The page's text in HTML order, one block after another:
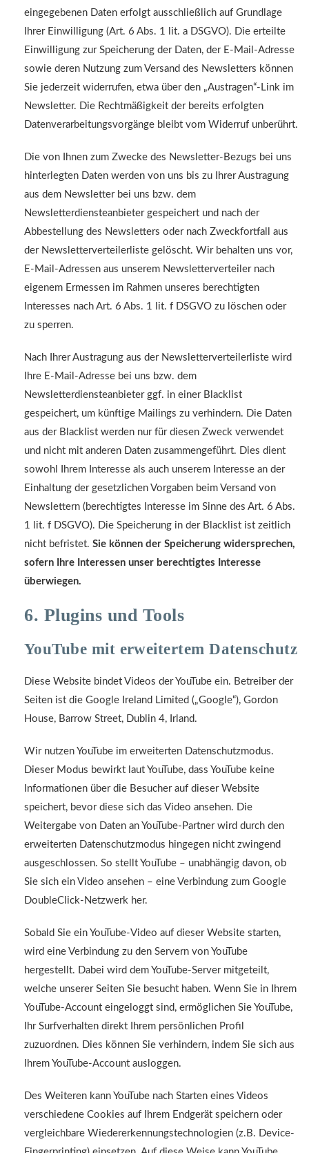
eingegebenen Daten erfolgt ausschließlich auf Grundlage
Ihrer Einwilligung (Art. 6 Abs. 1 lit. a DSGVO). Die erteilte
Einwilligung zur Speicherung der Daten, der E-Mail-Adresse
sowie deren Nutzung zum Versand des Newsletters können
Sie jederzeit widerrufen, etwa über den „Austragen“-Link im
Newsletter. Die Rechtmäßigkeit der bereits erfolgten
Datenverarbeitungsvorgänge bleibt vom Widerruf unberührt.
Die von Ihnen zum Zwecke des Newsletter-Bezugs bei uns
hinterlegten Daten werden von uns bis zu Ihrer Austragung
aus dem Newsletter bei uns bzw. dem
Newsletterdiensteanbieter gespeichert und nach der
Abbestellung des Newsletters oder nach Zweckfortfall aus
der Newsletterverteilerliste gelöscht. Wir behalten uns vor,
E-Mail-Adressen aus unserem Newsletterverteiler nach
eigenem Ermessen im Rahmen unseres berechtigten
Interesses nach Art. 6 Abs. 1 lit. f DSGVO zu löschen oder
zu sperren.
Nach Ihrer Austragung aus der Newsletterverteilerliste wird
Ihre E-Mail-Adresse bei uns bzw. dem
Newsletterdiensteanbieter ggf. in einer Blacklist
gespeichert, um künftige Mailings zu verhindern. Die Daten
aus der Blacklist werden nur für diesen Zweck verwendet
und nicht mit anderen Daten zusammengeführt. Dies dient
sowohl Ihrem Interesse als auch unserem Interesse an der
Einhaltung der gesetzlichen Vorgaben beim Versand von
Newslettern (berechtigtes Interesse im Sinne des Art. 6 Abs.
1 lit. f DSGVO). Die Speicherung in der Blacklist ist zeitlich
nicht befristet. Sie können der Speicherung widersprechen,
sofern Ihre Interessen unser berechtigtes Interesse
überwiegen.
6. Plugins und Tools
YouTube mit erweitertem Datenschutz
Diese Website bindet Videos der YouTube ein. Betreiber der
Seiten ist die Google Ireland Limited („Google“), Gordon
House, Barrow Street, Dublin 4, Irland.
Wir nutzen YouTube im erweiterten Datenschutzmodus.
Dieser Modus bewirkt laut YouTube, dass YouTube keine
Informationen über die Besucher auf dieser Website
speichert, bevor diese sich das Video ansehen. Die
Weitergabe von Daten an YouTube-Partner wird durch den
erweiterten Datenschutzmodus hingegen nicht zwingend
ausgeschlossen. So stellt YouTube – unabhängig davon, ob
Sie sich ein Video ansehen – eine Verbindung zum Google
DoubleClick-Netzwerk her.
Sobald Sie ein YouTube-Video auf dieser Website starten,
wird eine Verbindung zu den Servern von YouTube
hergestellt. Dabei wird dem YouTube-Server mitgeteilt,
welche unserer Seiten Sie besucht haben. Wenn Sie in Ihrem
YouTube-Account eingeloggt sind, ermöglichen Sie YouTube,
Ihr Surfverhalten direkt Ihrem persönlichen Profil
zuzuordnen. Dies können Sie verhindern, indem Sie sich aus
Ihrem YouTube-Account ausloggen.
Des Weiteren kann YouTube nach Starten eines Videos
verschiedene Cookies auf Ihrem Endgerät speichern oder
vergleichbare Wiedererkennungstechnologien (z.B. Device-